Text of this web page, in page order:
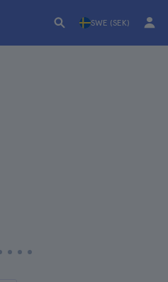
SWE (SEK)